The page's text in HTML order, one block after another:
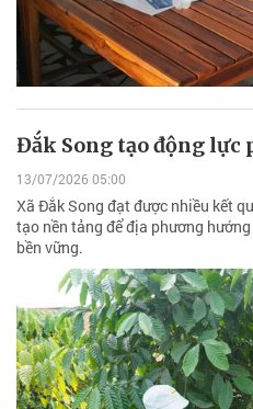
Đắk Song tạo động
13/07/2026 05:00
Xã Đắk Song đạt được nhiều kết
tạo nền tảng để địa phương
bền vững.